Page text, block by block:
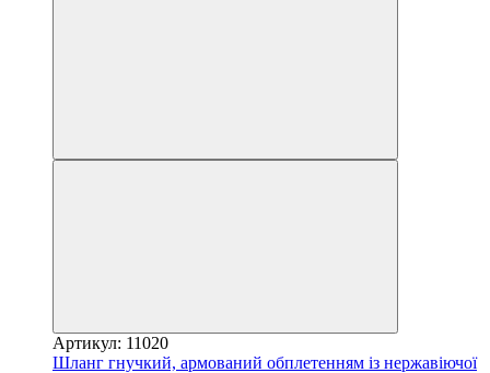
Артикул: 11020
Шланг гнучкий, армований обплетенням із нержавіючої